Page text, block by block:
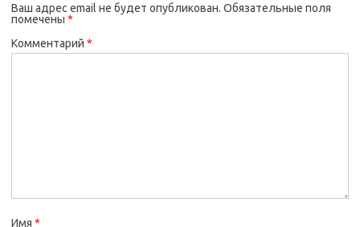
Ваш адрес email не будет опубликован. Обязательные поля
помечены *
Комментарий *
Имя *